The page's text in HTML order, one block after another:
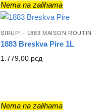
Nema na zalihama
SIRUPI - 1883 MAISON ROUTIN
1883 Breskva Pire 1L
1.779,00 рсд
Nema na zalihama